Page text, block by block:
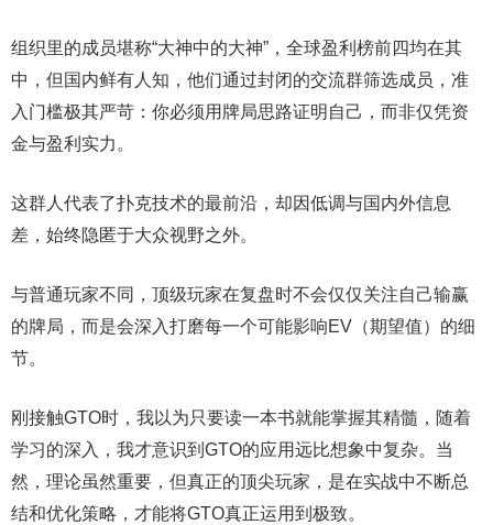
组织里的成员堪称“大神中的大神”，全球盈利榜前四均在其
中，但国内鲜有人知，他们通过封闭的交流群筛选成员，准
入门槛极其严苛：你必须用牌局思路证明自己，而非仅凭资
金与盈利实力。
这群人代表了扑克技术的最前沿，却因低调与国内外信息
差，始终隐匿于大众视野之外。
与普通玩家不同，顶级玩家在复盘时不会仅仅关注自己输赢
的牌局，而是会深入打磨每一个可能影响EV（期望值）的细
节。
刚接触GTO时，我以为只要读一本书就能掌握其精髓，随着
学习的深入，我才意识到GTO的应用远比想象中复杂。当
然，理论虽然重要，但真正的顶尖玩家，是在实战中不断总
结和优化策略，才能将GTO真正运用到极致。